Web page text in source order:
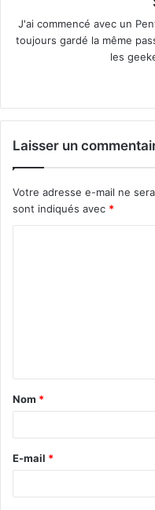
J'ai commencé avec un
toujours gardé la même
les
Laisser un
Votre adresse e-mail ne
sont indiqués avec *
t
a
e
*
Nom *
E-mail *